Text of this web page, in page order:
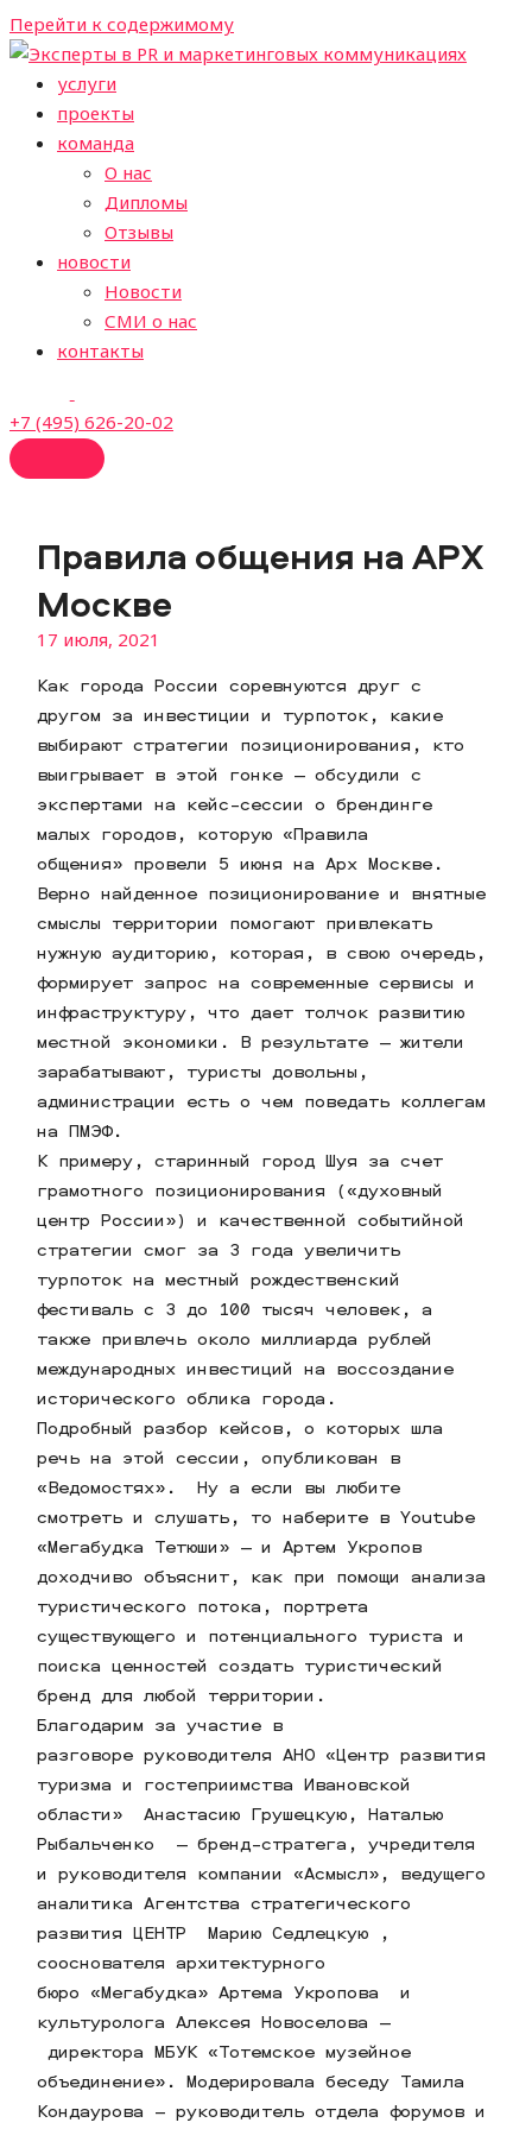
Перейти к содержимому
услуги
проекты
команда
О нас
Дипломы
Отзывы
новости
Новости
СМИ о нас
контакты
+7 (495) 626-20-02
Правила общения на АРХ
Москве
17 июля, 2021
Как города России соревнуются друг с
другом за инвестиции и турпоток, какие
выбирают стратегии позиционирования, кто
выигрывает в этой гонке — обсудили с
экспертами на кейс-сессии о брендинге
малых городов, которую «Правила
общения» провели 5 июня на Арх Москве.
Верно найденное позиционирование и внятные
смыслы территории помогают привлекать
нужную аудиторию, которая, в свою очередь,
формирует запрос на современные сервисы и
инфраструктуру, что дает толчок развитию
местной экономики. В результате — жители
зарабатывают, туристы довольны,
администрации есть о чем поведать коллегам
на ПМЭФ.
К примеру, старинный город Шуя за счет
грамотного позиционирования («духовный
центр России») и качественной событийной
стратегии смог за 3 года увеличить
турпоток на местный рождественский
фестиваль с 3 до 100 тысяч человек, а
также привлечь около миллиарда рублей
международных инвестиций на воссоздание
исторического облика города.
Подробный разбор кейсов, о которых шла
речь на этой сессии, опубликован в
«Ведомостях». Ну а если вы любите
смотреть и слушать, то наберите в Youtube
«Мегабудка Тетюши» — и Артем Укропов
доходчиво объяснит, как при помощи анализа
туристического потока, портрета
существующего и потенциального туриста и
поиска ценностей создать туристический
бренд для любой территории.
Благодарим за участие в
разговоре руководителя АНО «Центр развития
туризма и гостеприимства Ивановской
области» Анастасию Грушецкую, Наталью
Рыбальченко — бренд-стратега, учредителя
и руководителя компании «Асмысл», ведущего
аналитика Агентства стратегического
развития ЦЕНТР Марию Седлецкую ,
сооснователя архитектурного
бюро «Мегабудка» Артема Укропова и
культуролога Алексея Новоселова —
директора МБУК «Тотемское музейное
объединение». Модерировала беседу Тамила
Кондаурова – руководитель отдела форумов и